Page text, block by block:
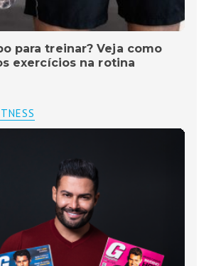
para treinar? Veja como
exercícios na rotina